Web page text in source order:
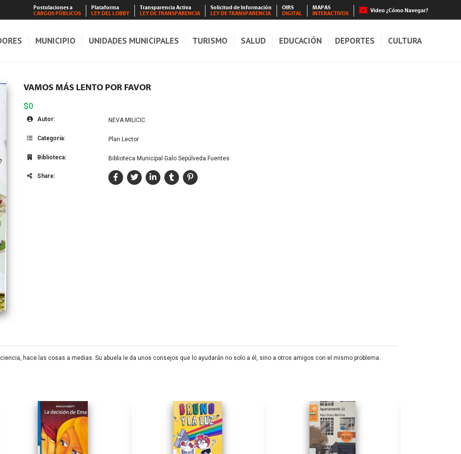
Postulaciones a
CARGOS PÚBLICOS
Plataforma
LEY DEL LOBBY
Transparencia Activa
LEY DE TRANSPARENCIA
Solicitud de Información
LEY DE TRANSPARENCIA
OIRS
DIGITAL
MAPAS
INTERACTIVOS
Video ¿Cómo Navegar?
MUNICIPIO UNIDADES MUNICIPALES TURISMO SALUD EDUCACIÓN DEPORTES CULTURA
VAMOS MÁS LENTO POR FAVOR
$0
Autor: NEVA MILICIC
Categoría: Plan Lector
Biblioteca: Biblioteca Municipal Galo Sepúlveda Fuentes
Share:
hace las cosas a medias. Su abuela le da unos consejos que lo ayudarán no solo a él, sino a otros amigos con el mismo problema.